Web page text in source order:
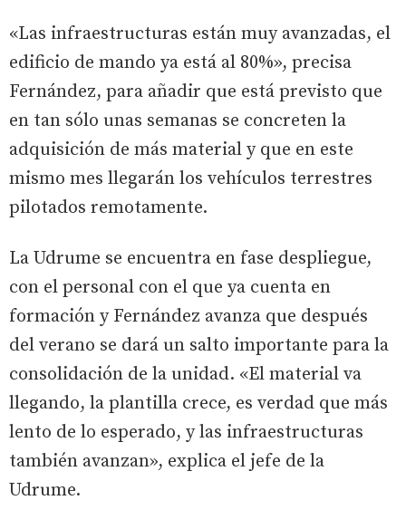
«Las infraestructuras están muy avanzadas, el
edificio de mando ya está al 80%», precisa
Fernández, para añadir que está previsto que
en tan sólo unas semanas se concreten la
adquisición de más material y que en este
mismo mes llegarán los vehículos terrestres
pilotados remotamente.
La Udrume se encuentra en fase despliegue,
con el personal con el que ya cuenta en
formación y Fernández avanza que después
del verano se dará un salto importante para la
consolidación de la unidad. «El material va
llegando, la plantilla crece, es verdad que más
lento de lo esperado, y las infraestructuras
también avanzan», explica el jefe de la
Udrume.